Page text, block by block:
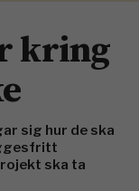
kring
sig hur de ska
ska ta